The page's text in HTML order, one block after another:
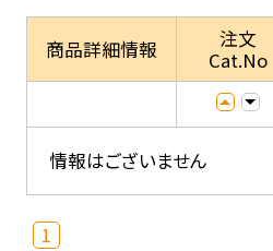
商品詳細情報
注文
Cat.No
情報はございません
1